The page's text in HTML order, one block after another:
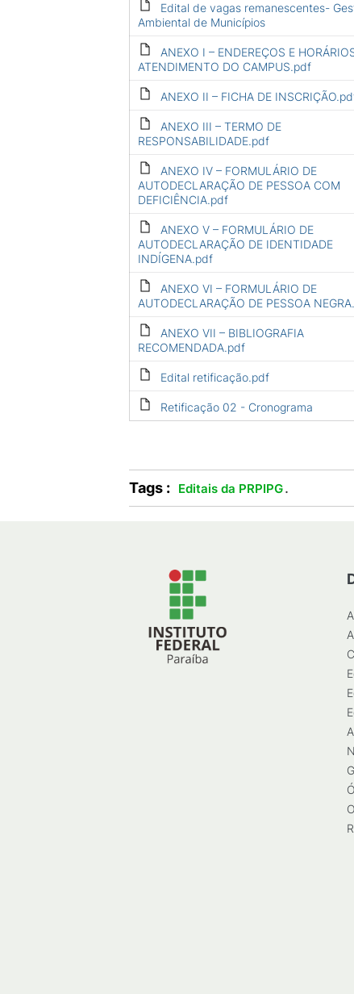
Edital de vagas remanescentes-
Ambiental de Municípios
ANEXO I – ENDEREÇOS E
ATENDIMENTO DO CAMPUS.pdf
ANEXO II – FICHA DE
ANEXO III – TERMO DE
RESPONSABILIDADE.pdf
ANEXO IV – FORMULÁRIO DE
AUTODECLARAÇÃO DE PESSOA COM
DEFICIÊNCIA.pdf
ANEXO V – FORMULÁRIO DE
AUTODECLARAÇÃO DE IDENTIDADE
INDÍGENA.pdf
ANEXO VI – FORMULÁRIO DE
AUTODECLARAÇÃO DE PESSOA
ANEXO VII – BIBLIOGRAFIA
RECOMENDADA.pdf
Edital retificação.pdf
Retificação 02 - Cronograma
Tags : Editais da PRPIPG.